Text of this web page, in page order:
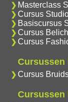
Masterclass
Cursus
Basiscursus
Cursus
Cursus
Cursus